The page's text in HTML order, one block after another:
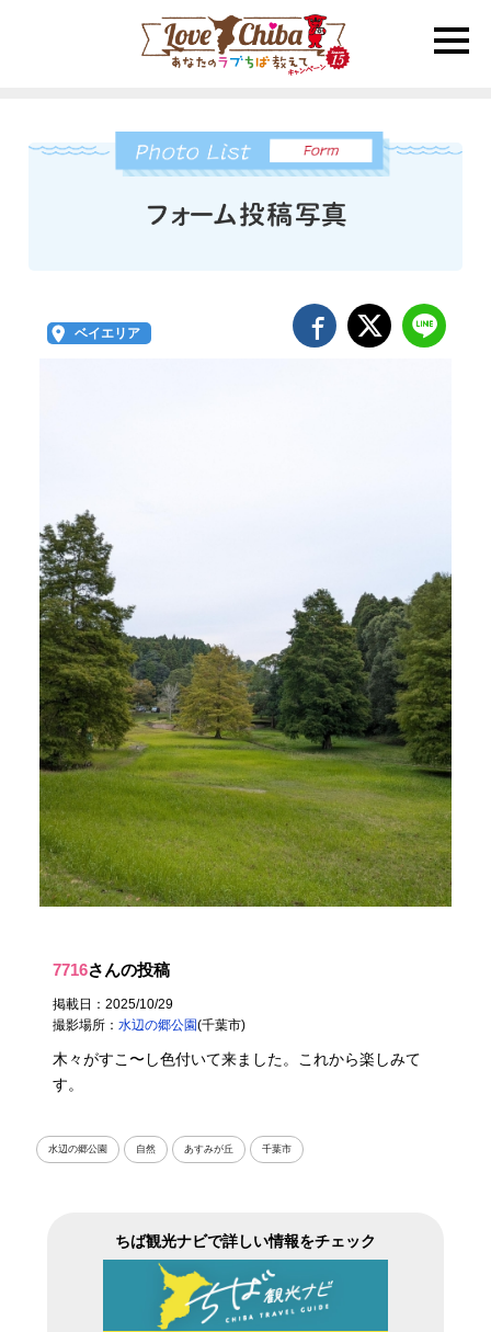
toggle
ベイエリア
7716さんの投稿
掲載日：2025/10/29
撮影場所：水辺の郷公園(千葉市)
木々がすこ〜し色付いて来ました。これから楽しみて
す。
水辺の郷公園 自然 あすみが丘 千葉市
ちば観光ナビで詳しい情報をチェック